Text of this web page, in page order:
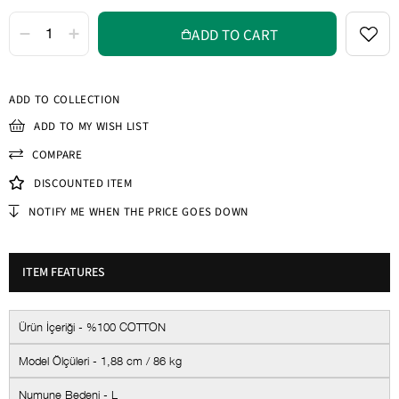
ADD TO COLLECTION
ADD TO MY WISH LIST
COMPARE
DISCOUNTED ITEM
NOTIFY ME WHEN THE PRICE GOES DOWN
ITEM FEATURES
Ürün İçeriği - %100 COTTON
Model Ölçüleri - 1,88 cm / 86 kg
Numune Bedeni - L